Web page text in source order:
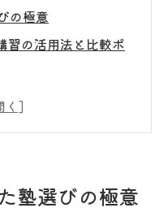
の極意
習の活用法と比較ポ
の夏期講習選びのコ
塾選びの極意